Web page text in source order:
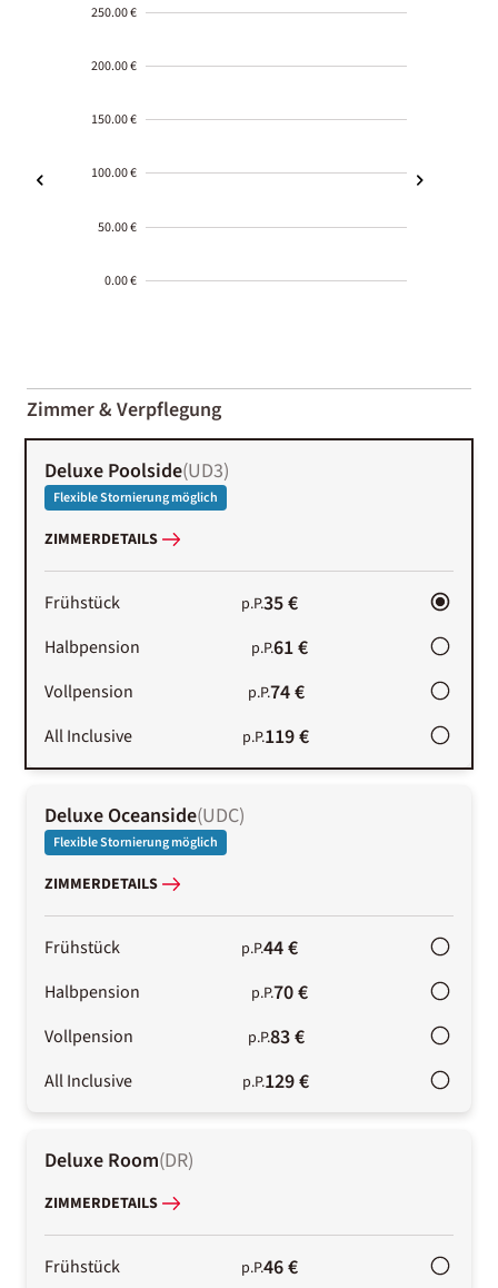
250.00 €
200.00 €
150.00 €
100.00 €
50.00 €
0.00 €
01-02
Zimmer & Verpflegung
Deluxe Poolside(UD3)
Flexible Stornierung möglich
ZIMMERDETAILS
Frühstück p.P.35 €
Halbpension p.P.61 €
Vollpension p.P.74 €
All Inclusive p.P.119 €
Deluxe Oceanside(UDC)
Flexible Stornierung möglich
ZIMMERDETAILS
Frühstück p.P.44 €
Halbpension p.P.70 €
Vollpension p.P.83 €
All Inclusive p.P.129 €
Deluxe Room(DR)
ZIMMERDETAILS
Frühstück p.P.46 €